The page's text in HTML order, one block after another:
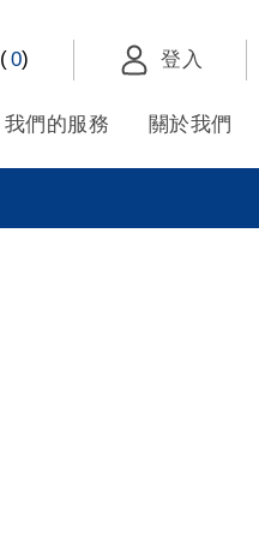
(0) 登入
我們的服務 關於我們